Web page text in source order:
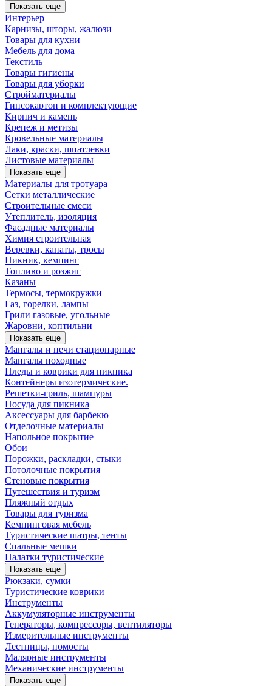
Показать еще
Интерьер
Карнизы, шторы, жалюзи
Товары для кухни
Мебель для дома
Текстиль
Товары гигиены
Товары для уборки
Стройматериалы
Гипсокартон и комплектующие
Кирпич и камень
Крепеж и метизы
Кровельные материалы
Лаки, краски, шпатлевки
Листовые материалы
Показать еще
Материалы для тротуара
Сетки металлические
Строительные смеси
Утеплитель, изоляция
Фасадные материалы
Химия строительная
Веревки, канаты, тросы
Пикник, кемпинг
Топливо и розжиг
Казаны
Термосы, термокружки
Газ, горелки, лампы
Грили газовые, угольные
Жаровни, коптильни
Показать еще
Мангалы и печи стационарные
Мангалы походные
Пледы и коврики для пикника
Контейнеры изотермические.
Решетки-гриль, шампуры
Посуда для пикника
Аксессуары для барбекю
Отделочные материалы
Напольное покрытие
Обои
Порожки, раскладки, стыки
Потолочные покрытия
Стеновые покрытия
Путешествия и туризм
Пляжный отдых
Товары для туризма
Кемпинговая мебель
Туристические шатры, тенты
Спальные мешки
Палатки туристические
Показать еще
Рюкзаки, сумки
Туристические коврики
Инструменты
Аккумуляторные инструменты
Генераторы, компрессоры, вентиляторы
Измерительные инструменты
Лестницы, помосты
Малярные инструменты
Механические инструменты
Показать еще